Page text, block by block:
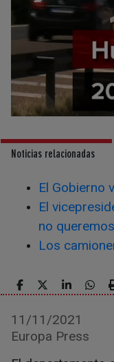
Noticias relacionadas
El Gobierno
El
no
Los
11/11/2021
Europa Press